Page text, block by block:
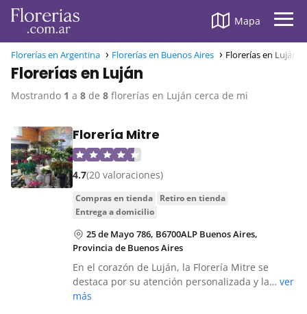
Mapa
Florerías en Argentina Florerías en Buenos Aires Florerías en Luján
Florerías en Luján
Mostrando 1 a 8 de 8 florerías en Luján cerca de mi
Florería Mitre
4.7(20 valoraciones)
compras en tienda
retiro en tienda
entrega a domicilio
25 de Mayo 786, B6700ALP Buenos Aires,
Provincia de Buenos Aires
En el corazón de Luján, la Florería Mitre se
destaca por su atención personalizada y la… ver
más